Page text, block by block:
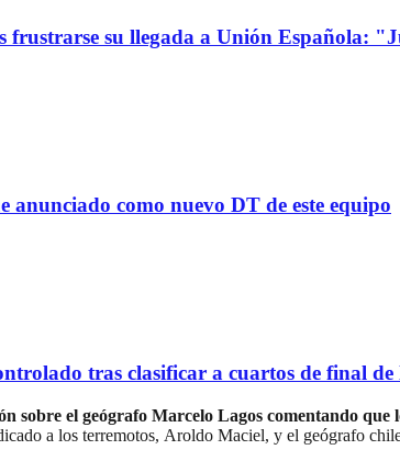
su llegada a Unión Española:
como nuevo DT de este equipo
tras clasificar a cuartos de final de
sobre el geógrafo Marcelo Lagos comentando
a los terremotos, Aroldo Maciel, y el geógrafo